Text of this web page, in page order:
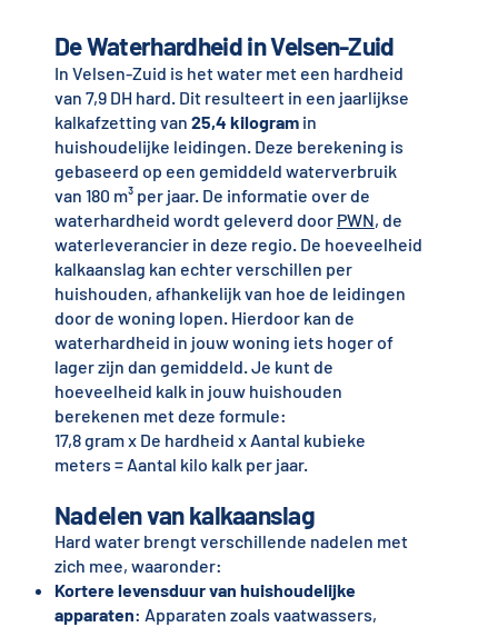
De Waterhardheid in Velsen-Zuid
In Velsen-Zuid is het water met een hardheid
van 7,9 DH hard. Dit resulteert in een jaarlijkse
kalkafzetting van 25,4 kilogramin
huishoudelijke leidingen. Deze berekening is
gebaseerd op een gemiddeld waterverbruik
van 180 m³ per jaar. De informatie over de
waterhardheid wordt geleverd door PWN, de
waterleverancier in deze regio. De hoeveelheid
kalkaanslag kan echter verschillen per
huishouden, afhankelijk van hoe de leidingen
door de woning lopen. Hierdoor kan de
waterhardheid in jouw woning iets hoger of
lager zijn dan gemiddeld. Je kunt de
hoeveelheid kalk in jouw huishouden
berekenen met deze formule:
17,8 gram x De hardheid x Aantal kubieke
meters = Aantal kilo kalk per jaar.
Nadelen van kalkaanslag
Hard water brengt verschillende nadelen met
zich mee, waaronder:
Kortere levensduur van huishoudelijke
apparaten: Apparaten zoals vaatwassers,